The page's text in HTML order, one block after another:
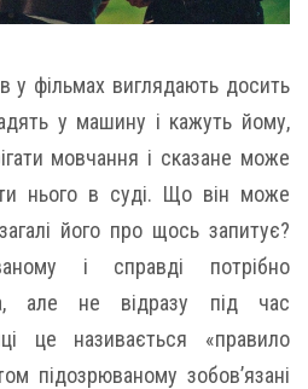
у фільмах виглядають досить
у машину і кажуть йому,
мовчання і сказане може
нього в суді. Що він може
його про щось запитує?
і справді потрібно
але не відразу під час
це називається «правило
підозрюваному зобов’язані